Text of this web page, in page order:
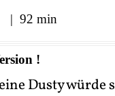
| 92 min
!
Dusty würde